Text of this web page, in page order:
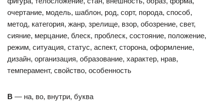
очертание, модель, шаблон, род, сорт, порода, способ,
метод, категория, жанр, зрелище, взор, обозрение, свет,
сияние, мерцание, блеск, проблеск, состояние, положение,
режим, ситуация, статус, аспект, сторона, оформление,
дизайн, организация, образование, характер, нрав,
темперамент, свойство, особенность
В — на, во, внутри, буква